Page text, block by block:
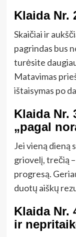
Klaida Nr.
Skaičiai ir
pagrindas bus
turėsite
Matavimas
ištaisymas po
Klaida Nr.
„pagal
Jei vieną dieną
griovelį, trečią
progresą.
duotų aiškų
Klaida Nr.
ir